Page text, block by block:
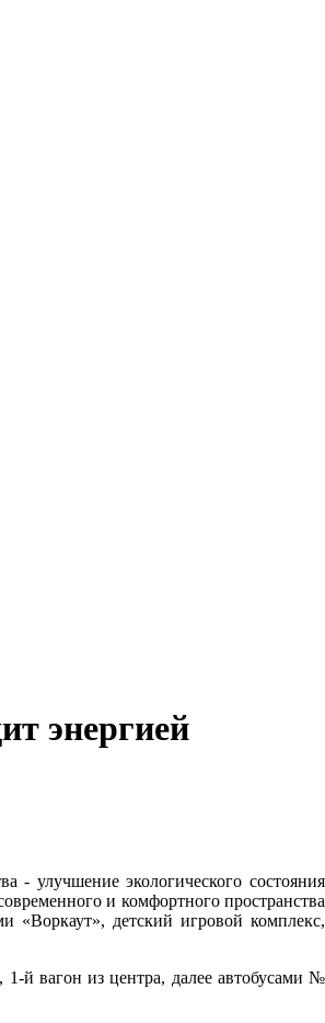
энергией
- улучшение экологического состояния
и комфортного пространства
«Воркаут», детский игровой комплекс,
й вагон из центра, далее автобусами №